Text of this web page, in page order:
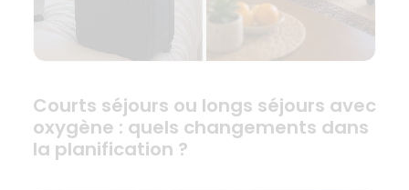
Courts séjours ou longs séjours avec
oxygène : quels changements dans
la planification ?